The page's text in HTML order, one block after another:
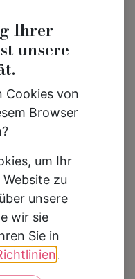
Ihrer
unsere
Cookies von
Browser
um Ihr
zu
unsere
wir sie
Sie in
.